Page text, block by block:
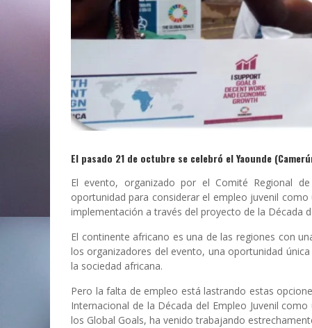
El pasado 21 de octubre se celebró el Yaounde
El evento, organizado por el Comité Regional
oportunidad para considerar el empleo juvenil
implementación a través del proyecto de la Década
El continente africano es una de las regiones con
los organizadores del evento, una oportunidad
la sociedad africana.
Pero la falta de empleo está lastrando estas
Internacional de la Década del Empleo Juvenil
los Global Goals, ha venido trabajando